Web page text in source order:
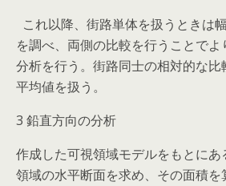
これ以降、街路単体を扱うときは
を調べ、両側の比較を行うことで
分析を行う。街路同士の相対的な
平均値を扱う。
3 鉛直方向の分析
作成した可視領域モデルをもとに
領域の水平断面を求め、その面積を